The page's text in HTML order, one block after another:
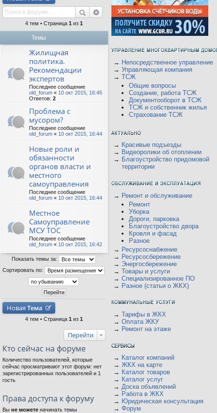
4 тем • Страница 1 из 1
Темы
Жилищная
политика.
Рекомендации
экспертов
Последнее сообщение
old_forum « 10 окт 2015, 16:45
Ответов: 2
Проблема с
мусором?
Последнее сообщение
old_forum « 10 окт 2015, 16:44
Новые роли и
обязанности
органов власти и
местного
самоуправления
Последнее сообщение
old_forum « 10 окт 2015, 16:44
Местное
Самоуправление
МСУ ТОС
Последнее сообщение
old_forum « 10 окт 2015, 16:42
Показать темы за:
Сортировать по:
Новая Тема
4 тем • Страница 1 из 1
Перейти
Кто сейчас на форуме
Количество пользователей, которые
сейчас просматривают этот форум: нет
зарегистрированных пользователей и 1
гость
Права доступа к форуму
Вы не можете начинать темы
→ Непосредственное управление
→ Управляющая компания
→ ТСЖ
Общие вопросы
Создание, работа ТСЖ
Документооборот в ТСЖ
ТСЖ и собственник жилья
Страхование ТСЖ
→ Красивые подъезды
→ Видеоролики об отоплении
→ Благоустройство придомовой
территории
→ Ремонт и обслуживание
Ремонт
Уборка
Дороги, парковка
Благоустройство двора
Кровля и фасад
Разное
→ Ресурсоснабжение
→ Ресурсосбережение
→ Энергосбережение
→ Товары и услуги
→ Специализированное ПО
→ Разное (статьи о ЖКХ)
→ Тарифы в ЖКХ
→ Оплата ЖКУ
→ Ремонт на этаже
→ Каталог компаний
→ ЖКХ на карте
→ Каталог товаров
→ Каталог услуг
→ Доска объявлений
→ Работа в ЖКХ
→ Юридическая консультация
→ Форум